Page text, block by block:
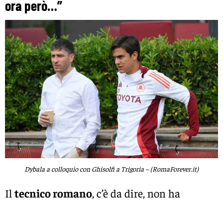
ora però…”
Dybala a colloquio con Ghisolfi a Trigoria – (RomaForever.it)
Il tecnico romano, c’è da dire, non ha